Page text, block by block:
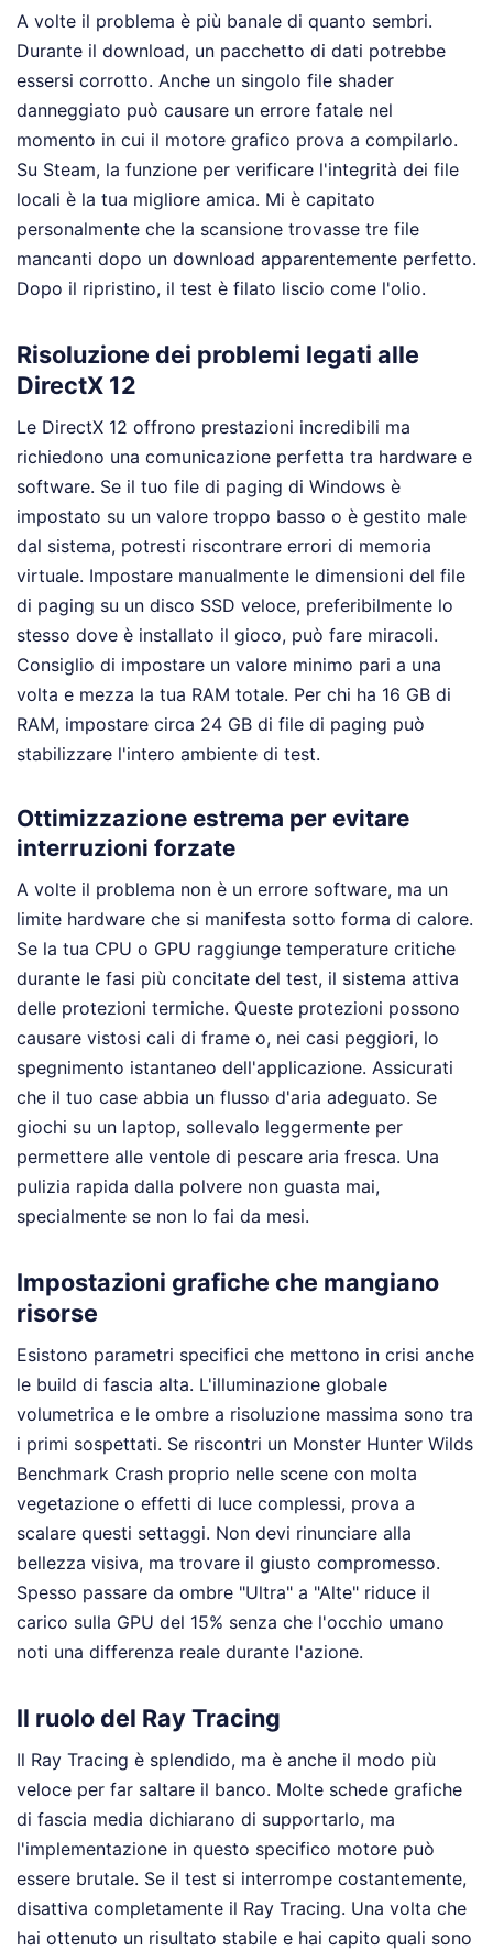
A volte il problema è più banale di quanto sembri.
Durante il download, un pacchetto di dati potrebbe
essersi corrotto. Anche un singolo file shader
danneggiato può causare un errore fatale nel
momento in cui il motore grafico prova a compilarlo.
Su Steam, la funzione per verificare l'integrità dei file
locali è la tua migliore amica. Mi è capitato
personalmente che la scansione trovasse tre file
mancanti dopo un download apparentemente perfetto.
Dopo il ripristino, il test è filato liscio come l'olio.
Risoluzione dei problemi legati alle
DirectX 12
Le DirectX 12 offrono prestazioni incredibili ma
richiedono una comunicazione perfetta tra hardware e
software. Se il tuo file di paging di Windows è
impostato su un valore troppo basso o è gestito male
dal sistema, potresti riscontrare errori di memoria
virtuale. Impostare manualmente le dimensioni del file
di paging su un disco SSD veloce, preferibilmente lo
stesso dove è installato il gioco, può fare miracoli.
Consiglio di impostare un valore minimo pari a una
volta e mezza la tua RAM totale. Per chi ha 16 GB di
RAM, impostare circa 24 GB di file di paging può
stabilizzare l'intero ambiente di test.
Ottimizzazione estrema per evitare
interruzioni forzate
A volte il problema non è un errore software, ma un
limite hardware che si manifesta sotto forma di calore.
Se la tua CPU o GPU raggiunge temperature critiche
durante le fasi più concitate del test, il sistema attiva
delle protezioni termiche. Queste protezioni possono
causare vistosi cali di frame o, nei casi peggiori, lo
spegnimento istantaneo dell'applicazione. Assicurati
che il tuo case abbia un flusso d'aria adeguato. Se
giochi su un laptop, sollevalo leggermente per
permettere alle ventole di pescare aria fresca. Una
pulizia rapida dalla polvere non guasta mai,
specialmente se non lo fai da mesi.
Impostazioni grafiche che mangiano
risorse
Esistono parametri specifici che mettono in crisi anche
le build di fascia alta. L'illuminazione globale
volumetrica e le ombre a risoluzione massima sono tra
i primi sospettati. Se riscontri un Monster Hunter Wilds
Benchmark Crash proprio nelle scene con molta
vegetazione o effetti di luce complessi, prova a
scalare questi settaggi. Non devi rinunciare alla
bellezza visiva, ma trovare il giusto compromesso.
Spesso passare da ombre "Ultra" a "Alte" riduce il
carico sulla GPU del 15% senza che l'occhio umano
noti una differenza reale durante l'azione.
Il ruolo del Ray Tracing
Il Ray Tracing è splendido, ma è anche il modo più
veloce per far saltare il banco. Molte schede grafiche
di fascia media dichiarano di supportarlo, ma
l'implementazione in questo specifico motore può
essere brutale. Se il test si interrompe costantemente,
disattiva completamente il Ray Tracing. Una volta che
hai ottenuto un risultato stabile e hai capito quali sono